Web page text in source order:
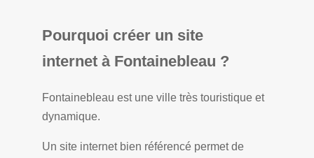
Pourquoi créer un site
internet à Fontainebleau ?
Fontainebleau est une ville très touristique et
dynamique.
Un site internet bien référencé permet de